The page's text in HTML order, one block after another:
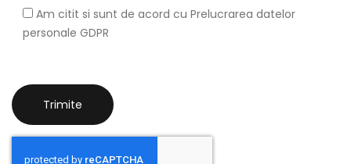
Am citit si sunt de acord cu Prelucrarea datelor
personale GDPR